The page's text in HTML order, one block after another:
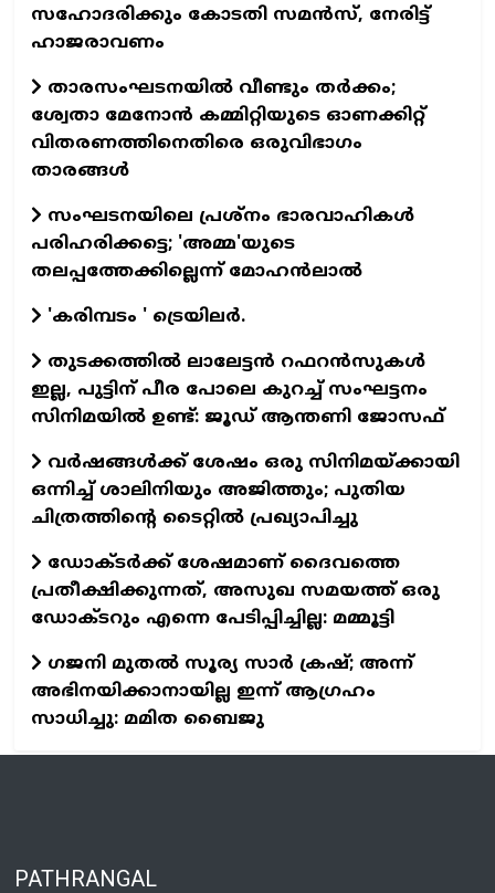
സഹോദരിക്കും കോടതി സമന്‍സ്, നേരിട്ട്
ഹാജരാവണം
താരസംഘടനയില്‍ വീണ്ടും തര്‍ക്കം;
ശ്വേതാ മേനോന്‍ കമ്മിറ്റിയുടെ ഓണക്കിറ്റ്
വിതരണത്തിനെതിരെ ഒരുവിഭാഗം
താരങ്ങള്‍
സംഘടനയിലെ പ്രശ്നം ഭാരവാഹികൾ
പരിഹരിക്കട്ടെ; 'അമ്മ'യുടെ
തലപ്പത്തേക്കില്ലെന്ന് മോഹൻലാൽ
'കരിമ്പടം ' ട്രെയിലര്‍.
തുടക്കത്തില്‍ ലാലേട്ടന്‍ റഫറന്‍സുകള്‍
ഇല്ല, പുട്ടിന് പീര പോലെ കുറച്ച് സംഘട്ടനം
സിനിമയില്‍ ഉണ്ട്: ജൂഡ് ആന്തണി ജോസഫ്
വര്‍ഷങ്ങള്‍ക്ക് ശേഷം ഒരു സിനിമയ്ക്കായി
ഒന്നിച്ച് ശാലിനിയും അജിത്തും; പുതിയ
ചിത്രത്തിന്റെ ടൈറ്റില്‍ പ്രഖ്യാപിച്ചു
ഡോക്ടര്‍ക്ക് ശേഷമാണ് ദൈവത്തെ
പ്രതീക്ഷിക്കുന്നത്, അസുഖ സമയത്ത് ഒരു
ഡോക്ടറും എന്നെ പേടിപ്പിച്ചില്ല: മമ്മൂട്ടി
ഗജനി മുതല്‍ സൂര്യ സാര്‍ ക്രഷ്; അന്ന്
അഭിനയിക്കാനായില്ല ഇന്ന് ആഗ്രഹം
സാധിച്ചു: മമിത ബൈജു
PATHRANGAL